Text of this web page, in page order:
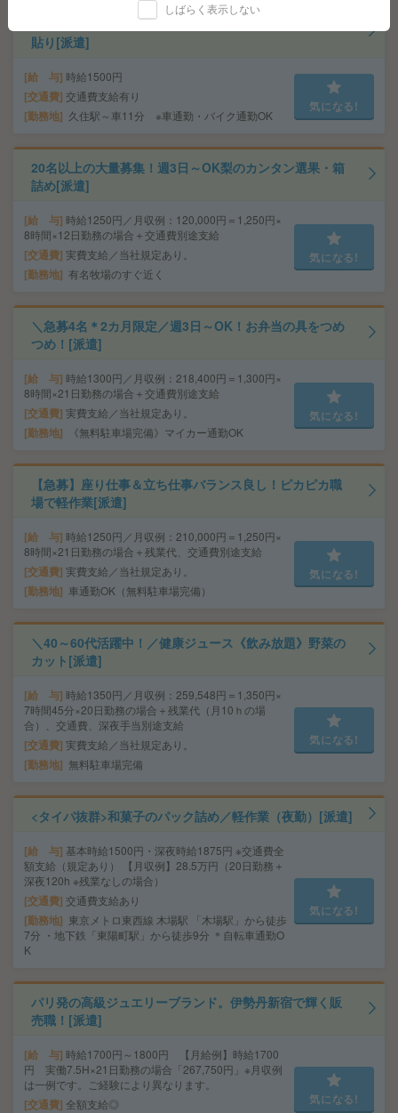
座り仕事！給与即払いOK！日勤のお仕事！包装・ラベル
貼り[派遣]
給 与 時給1500円
交通費 交通費支給有り
勤務地 久住駅～車11分 ※車通勤・バイク通勤OK
気になる!
20名以上の大量募集！週3日～OK梨のカンタン選果・箱
詰め[派遣]
給 与 時給1250円／月収例：120,000円＝1,250円×
8時間×12日勤務の場合＋交通費別途支給
交通費 実費支給／当社規定あり。
勤務地 有名牧場のすぐ近く
気になる!
＼急募4名＊2カ月限定／週3日～OK！お弁当の具をつめ
つめ！[派遣]
給 与 時給1300円／月収例：218,400円＝1,300円×
8時間×21日勤務の場合＋交通費別途支給
交通費 実費支給／当社規定あり。
勤務地 《無料駐車場完備》マイカー通勤OK
気になる!
【急募】座り仕事＆立ち仕事バランス良し！ピカピカ職
場で軽作業[派遣]
給 与 時給1250円／月収例：210,000円＝1,250円×
8時間×21日勤務の場合＋残業代、交通費別途支給
交通費 実費支給／当社規定あり。
勤務地 車通勤OK（無料駐車場完備）
気になる!
＼40～60代活躍中！／健康ジュース《飲み放題》野菜の
カット[派遣]
給 与 時給1350円／月収例：259,548円＝1,350円×
7時間45分×20日勤務の場合＋残業代（月10ｈの場
合）、交通費、深夜手当別途支給
交通費 実費支給／当社規定あり。
勤務地 無料駐車場完備
気になる!
<タイパ抜群>和菓子のパック詰め／軽作業（夜勤）[派遣]
給 与 基本時給1500円・深夜時給1875円 ※交通費全
額支給（規定あり） 【月収例】28.5万円（20日勤務＋
深夜120h ※残業なしの場合）
交通費 交通費支給あり
勤務地
東京メトロ東西線 木場駅 「木場駅」から徒歩
7分 ・地下鉄「東陽町駅」から徒歩9分 ＊自転車通勤O
K
気になる!
パリ発の高級ジュエリーブランド。伊勢丹新宿で輝く販
売職！[派遣]
給 与 時給1700円～1800円 【月給例】時給1700
円 実働7.5H×21日勤務の場合「267,750円」※月収例
は一例です。ご経験により異なります。
交通費 全額支給◎ 気になる!
しばらく表示しない